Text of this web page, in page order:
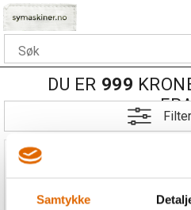
Samtykke
DU ER 999
Filter